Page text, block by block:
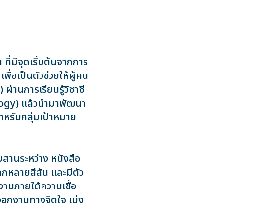
ที่มีจุดเริ่มต้นจากการ
พื่อเป็นตัวช่วยให้ผู้คน
านการเรียนรู้วิชาชี
เเล้วนำมาพัฒนา
หรับกลุ่มเป้าหมาย
นระหว่าง หนังสือ
ลายสีสัน เเละมีตัว
นภายใต้ความเชื่อ
กงามทางจิตใจ เบ่ง